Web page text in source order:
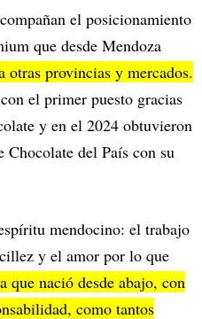
el posicionamiento
que desde Mendoza
provincias y mercados.
el primer puesto gracias
y en el 2024 obtuvieron
del País con su
mendocino: el trabajo
y el amor por lo que
que nació desde abajo, con
como tantos